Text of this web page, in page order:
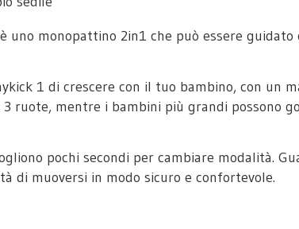
uno monopattino 2in1 che può essere
1 di crescere con il tuo bambino, con un
ruote, mentre i bambini più grandi possono
pochi secondi per cambiare modalità.
di muoversi in modo sicuro e confortevole.